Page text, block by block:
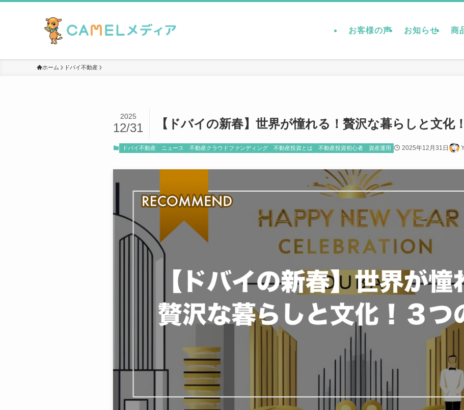
お客様の声 お知らせ 商
ホーム ドバイ不動産
【ドバイの新春】世界が憧れる！贅沢な暮らしと文化
2025
12/31
ドバイ不動産 ニュース 不動産クラウドファンディング 不動産投資とは 不動産投資初心者 資産運用 2025年12月31日